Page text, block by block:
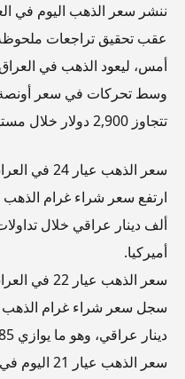
عقب تحقيق تراجعات
أمس، ليعود الذهب في
وسط تحركات في سعر أونصة
تتجاوز 2,900 دولار خلال مستهل جلسة هذا الأسبوع.
سعر الذهب عيار 24 في العراق
أميركيا.
سعر الذهب عيار 22 في العراق
دينار عراقي، وهو ما يوازي 85 دولارًا أميركيا.
سعر الذهب عيار 21 اليوم في العراق